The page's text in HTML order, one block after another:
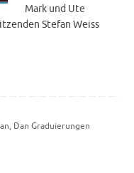
Mark und Ute
Stefan Weiss
, Dan Graduierungen